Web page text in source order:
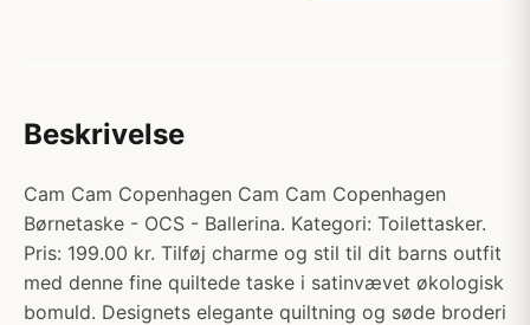
Beskrivelse
Cam Cam Copenhagen Cam Cam Copenhagen
Børnetaske - OCS - Ballerina. Kategori: Toilettasker.
Pris: 199.00 kr. Tilføj charme og stil til dit barns outfit
med denne fine quiltede taske i satinvævet økologisk
bomuld. Designets elegante quiltning og søde broderi